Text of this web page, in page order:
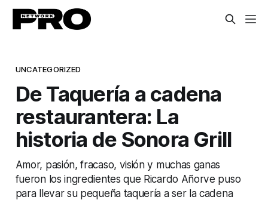
UNCATEGORIZED
De Taquería a cadena
restaurantera: La
historia de Sonora Grill
Amor, pasión, fracaso, visión y muchas ganas
fueron los ingredientes que Ricardo Añorve puso
para llevar su pequeña taquería a ser la cadena